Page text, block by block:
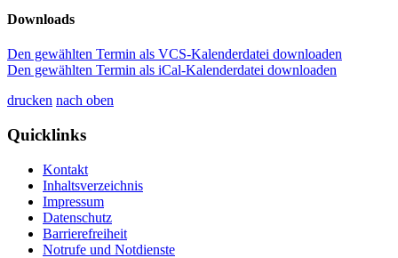
Downloads
Den gewählten Termin als VCS-Kalenderdatei downloaden
Den gewählten Termin als iCal-Kalenderdatei downloaden
drucken nach oben
Quicklinks
Kontakt
Inhaltsverzeichnis
Impressum
Datenschutz
Barrierefreiheit
Notrufe und Notdienste